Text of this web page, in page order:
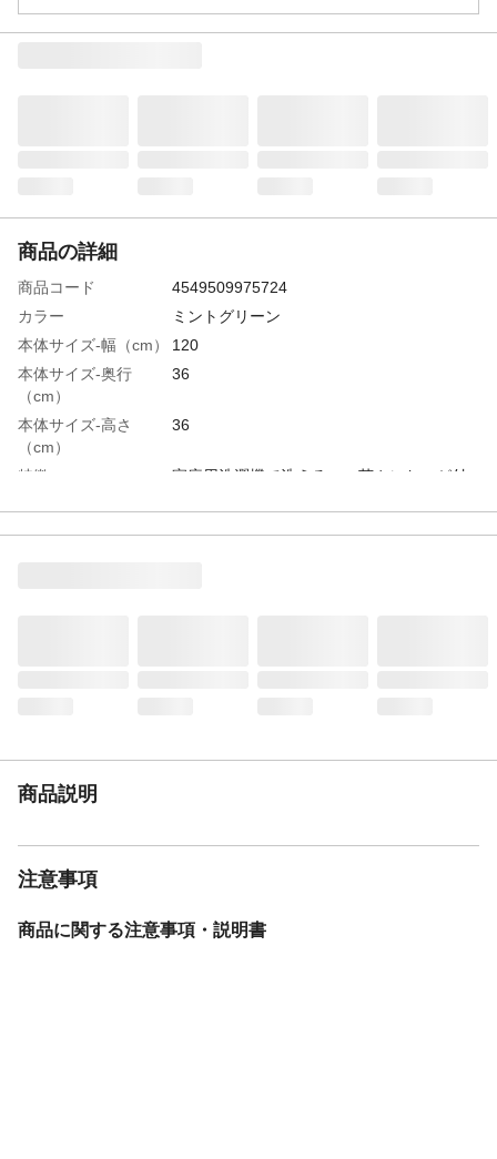
商品の詳細
商品コード
4549509975724
カラー
ミントグリーン
本体サイズ-幅（cm）
120
本体サイズ-奥行
（cm）
36
本体サイズ-高さ
（cm）
36
特徴
家庭用洗濯機で洗える。 菌やにおいが付
商品説明
注意事項
商品に関する注意事項・説明書